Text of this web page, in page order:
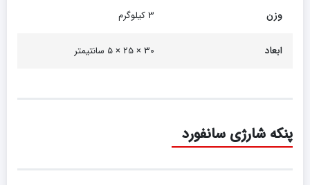
وزن 3 کیلوگرم
ابعاد 30 × 25 × 5 سانتیمتر
پنکه شارژی سانفورد